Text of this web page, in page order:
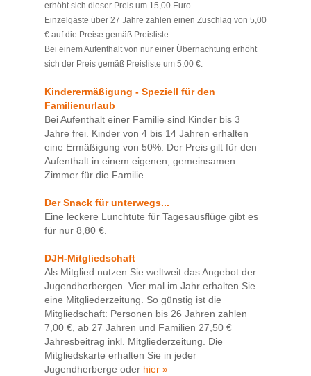
erhöht sich dieser Preis um 15,00 Euro.
Einzelgäste über 27 Jahre zahlen einen Zuschlag von 5,00
€ auf die Preise gemäß Preisliste.
Bei einem Aufenthalt von nur einer Übernachtung erhöht
sich der Preis gemäß Preisliste um 5,00 €.
Kinderermäßigung - Speziell für den
Familienurlaub
Bei Aufenthalt einer Familie sind Kinder bis 3
Jahre frei. Kinder von 4 bis 14 Jahren erhalten
eine Ermäßigung von 50%. Der Preis gilt für den
Aufenthalt in einem eigenen, gemeinsamen
Zimmer für die Familie.
Der Snack für unterwegs...
Eine leckere Lunchtüte für Tagesausflüge gibt es
für nur 8,80 €.
DJH-Mitgliedschaft
Als Mitglied nutzen Sie weltweit das Angebot der
Jugendherbergen. Vier mal im Jahr erhalten Sie
eine Mitgliederzeitung. So günstig ist die
Mitgliedschaft: Personen bis 26 Jahren zahlen
7,00 €, ab 27 Jahren und Familien 27,50 €
Jahresbeitrag inkl. Mitgliederzeitung. Die
Mitgliedskarte erhalten Sie in jeder
Jugendherberge oder hier »